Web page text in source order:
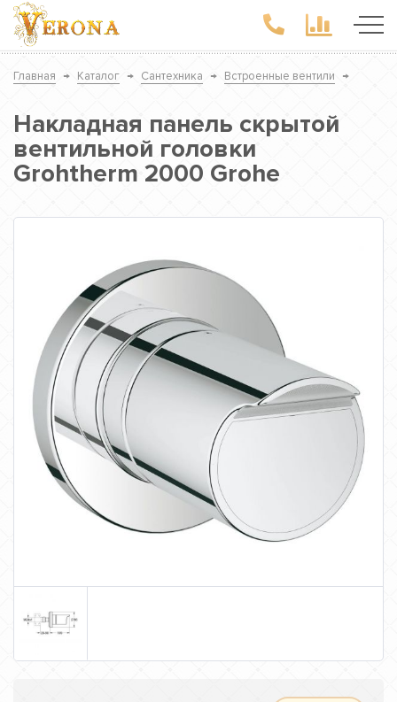
Главная → Каталог → Сантехника → Встроенные вентили →
Накладная панель скрытой
вентильной головки
Grohtherm 2000 Grohe